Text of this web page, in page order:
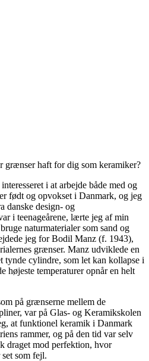
grænser haft for dig som keramiker?
i at arbejde både med og
født og opvokset i Danmark, og jeg
danske design- og
i teenageårene, lærte jeg af min
naturmaterialer som sand og
jeg for Bodil Manz (f. 1943),
grænser. Manz udviklede en
tynde cylindre, som let kan kollapse i
højeste temperaturer opnår en helt
på grænserne mellem de
var på Glas- og Keramikskolen
at funktionel keramik i Danmark
rammer, og på den tid var selv
draget mod perfektion, hvor
som fejl.